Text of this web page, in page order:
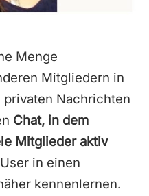
Menge
Mitgliedern in
privaten Nachrichten
Chat, in dem
Mitglieder aktiv
in einen
kennenlernen.